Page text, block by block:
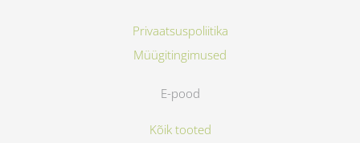
Privaatsuspoliitika
Müügitingimused
E-pood
Kõik tooted